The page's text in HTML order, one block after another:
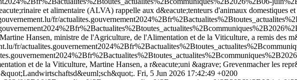
et alimentaire (ALVA) rappelle aux d&eacute;tenteurs d'animaux domestiques
fr/
Hansen, ministre de l'Agriculture, de l'Alimentation et de la Viticulture, a remis des
fr/
et de la Viticulture, Martine Hansen, a r&eacute;uni &agrave; Grevenmacher les
Fri, 5 Jun 2026 17:42:49 +0200